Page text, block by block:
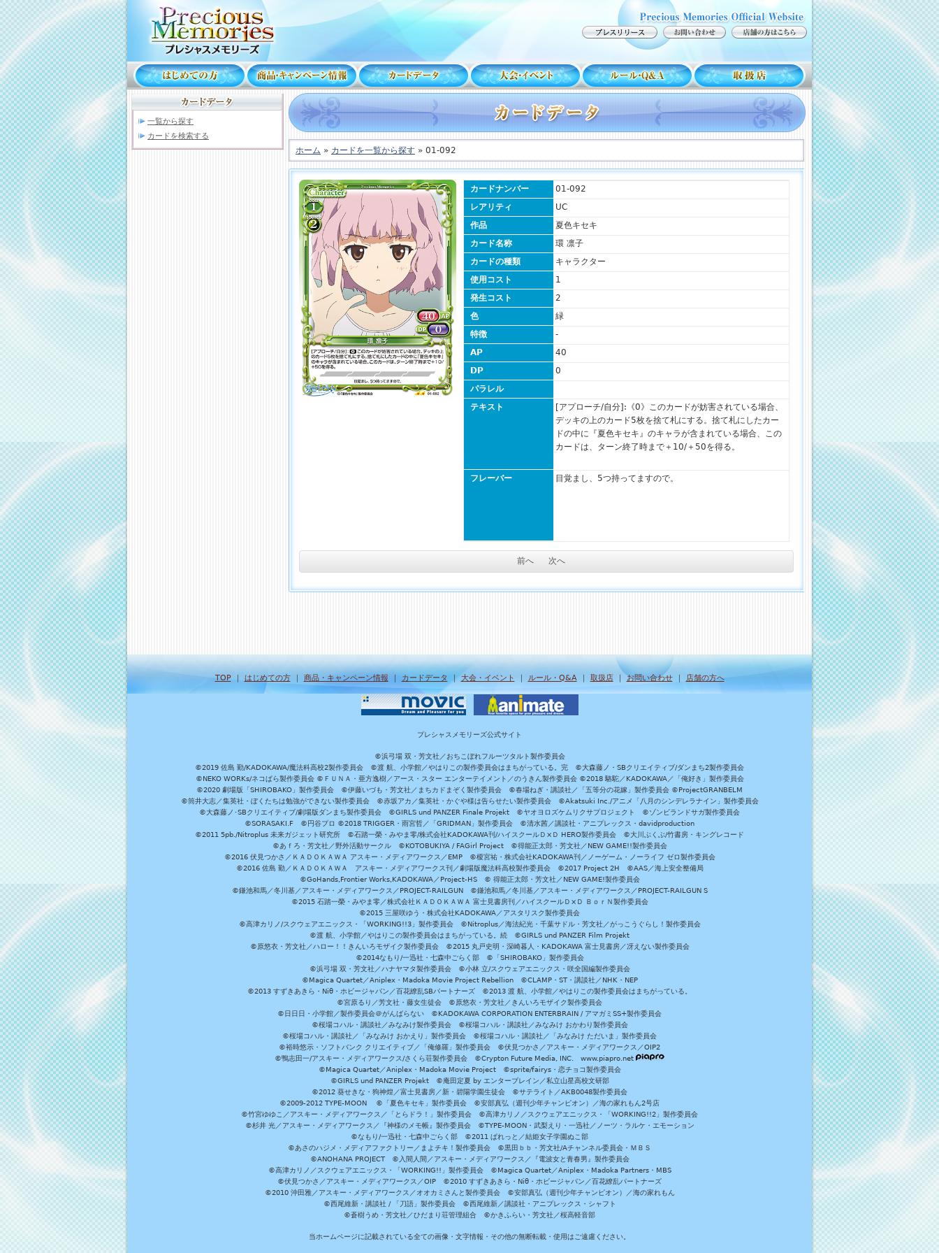
一覧から探す
カードを検索する
ホーム » カードを一覧から探す » 01-092
カードナンバー
01-092
レアリティ
UC
作品
夏色キセキ
カード名称
環 凛子
カードの種類
キャラクター
使用コスト
1
発生コスト
2
色
緑
特徴
-
AP
40
DP
0
パラレル
テキスト
[アプローチ/自分]:《0》このカードが妨害されている場合、
デッキの上のカード5枚を捨て札にする。捨て札にしたカー
ドの中に『夏色キセキ』のキャラが含まれている場合、この
カードは、ターン終了時まで＋10/＋50を得る。
フレーバー 目覚まし、5つ持ってますので。
前へ 次へ
TOP｜ はじめての方｜ 商品・キャンペーン情報 ｜ カードデータ ｜大会・イベント ｜ ルール・Q&A｜ 取扱店｜お問い合わせ｜ 店舗の方へ
プレシャスメモリーズ公式サイト
©浜弓場 双・芳文社／おちこぼれフルーツタルト製作委員会
©2019 佐島 勤/KADOKAWA/魔法科高校2製作委員会 ©渡 航、小学館／やはりこの製作委員会はまちがっている。完 ©大森藤ノ・SBクリエイティブ/ダンまち2製作委員会
©NEKO WORKs/ネコぱら製作委員会 ©ＦＵＮＡ・亜方逸樹／アース・スター エンターテイメント／のうきん製作委員会 ©2018 駱駝／KADOKAWA／「俺好き」製作委員会
©2020 劇場版「SHIROBAKO」製作委員会 ©伊藤いづも・芳文社／まちカドまぞく製作委員会 ©春場ねぎ・講談社／「五等分の花嫁」製作委員会 ©ProjectGRANBELM
©筒井大志／集英社・ぼくたちは勉強ができない製作委員会 ©赤坂アカ／集英社・かぐや様は告らせたい製作委員会 ©Akatsuki Inc./アニメ「八月のシンデレラナイン」製作委員会
©大森藤ノ･SBクリエイティブ/劇場版ダンまち製作委員会 ©GIRLS und PANZER Finale Projekt ©ヤオヨロズケムリクサプロジェクト ©ゾンビランドサガ製作委員会
©SORASAKI.F ©円谷プロ ©2018 TRIGGER・雨宮哲／「GRIDMAN」製作委員会 ©清水茜／講談社・アニプレックス・davidproduction
©2011 5pb./Nitroplus 未来ガジェット研究所 ©石踏一榮・みやま零/株式会社KADOKAWA刊/ハイスクールＤ×Ｄ HERO製作委員会 ©大川ぶくぶ/竹書房・キングレコード
©あｆろ・芳文社／野外活動サークル ©KOTOBUKIYA / FAGirl Project ©得能正太郎・芳文社／NEW GAME!!製作委員会
©2016 伏見つかさ／ＫＡＤＯＫＡＷＡ アスキー・メディアワークス／EMP ©榎宮祐・株式会社KADOKAWA刊／ノーゲーム・ノーライフ ゼロ製作委員会
©2016 佐島 勤／ＫＡＤＯＫＡＷＡ アスキー・メディアワークス刊／劇場版魔法科高校製作委員会 ©2017 Project 2H ©AAS／海上安全整備局
©GoHands,Frontier Works,KADOKAWA／Project-HS © 得能正太郎・芳文社／NEW GAME!製作委員会
©鎌池和馬／冬川基／アスキー・メディアワークス／PROJECT-RAILGUN ©鎌池和馬／冬川基／アスキー・メディアワークス／PROJECT-RAILGUN S
©2015 石踏一榮・みやま零／株式会社ＫＡＤＯＫＡＷＡ 富士見書房刊／ハイスクールＤ×Ｄ ＢｏｒＮ製作委員会
©2015 三屋咲ゆう・株式会社KADOKAWA／アスタリスク製作委員会
©高津カリノ/スクウェアエニックス・「WORKING!!3」製作委員会 ©Nitroplus／海法紀光・千葉サドル・芳文社／がっこうぐらし！製作委員会
©渡 航、小学館／やはりこの製作委員会はまちがっている。続 ©GIRLS und PANZER Film Projekt
©原悠衣・芳文社／ハロー！！きんいろモザイク製作委員会 ©2015 丸戸史明・深崎暮人・KADOKAWA 富士見書房／冴えない製作委員会
©2014なもり/一迅社・七森中ごらく部 ©「SHIROBAKO」製作委員会
©浜弓場 双・芳文社／ハナヤマタ製作委員会 ©小林 立/スクウェアエニックス・咲全国編製作委員会
©Magica Quartet／Aniplex・Madoka Movie Project Rebellion ©CLAMP・ST・講談社／NHK・NEP
©2013 すずきあきら・Niθ・ホビージャパン／百花繚乱SBパートナーズ ©2013 渡 航、小学館／やはりこの製作委員会はまちがっている。
©宮原るり／芳文社・藤女生徒会 ©原悠衣・芳文社／きんいろモザイク製作委員会
©日日日・小学館／製作委員会＠がんばらない ©KADOKAWA CORPORATION ENTERBRAIN / アマガミSS+製作委員会
©桜場コハル・講談社／みなみけ製作委員会 ©桜場コハル・講談社／みなみけ おかわり製作委員会
©桜場コハル・講談社／「みなみけ おかえり」製作委員会 ©桜場コハル・講談社／「みなみけ ただいま」製作委員会
©裕時悠示・ソフトバンク クリエイティブ／「俺修羅」製作委員会 ©伏見つかさ／アスキー・メディアワークス／OIP2
©鴨志田一/アスキー・メディアワークス/さくら荘製作委員会 ©Crypton Future Media, INC. www.piapro.net
©Magica Quartet／Aniplex・Madoka Movie Project ©sprite/fairys・恋チョコ製作委員会
©GIRLS und PANZER Projekt ©庵田定夏 by エンターブレイン／私立山星高校文研部
©2012 葵せきな・狗神煌／富士見書房／新・碧陽学園生徒会 ©サテライト／AKB0048製作委員会
©2009-2012 TYPE-MOON ©「夏色キセキ」製作委員会 ©安部真弘（週刊少年チャンピオン）／海の家れもん2号店
©竹宮ゆゆこ／アスキー・メディアワークス／「とらドラ！」製作委員会 ©高津カリノ／スクウェアエニックス・「WORKING!!2」製作委員会
©杉井 光／アスキー・メディアワークス／『神様のメモ帳』製作委員会 ©TYPE-MOON・武梨えり・一迅社／ノーツ・ラルケ・エモーション
©なもり/一迅社・七森中ごらく部 ©2011 ぱれっと／結姫女子学園ぬこ部
©あさのハジメ・メディアファクトリー／まよチキ！製作委員会 ©黒田ｂｂ・芳文社/Aチャンネル委員会・ＭＢＳ
©ANOHANA PROJECT ©入間人間／アスキー・メディアワークス／『電波女と青春男』製作委員会
©高津カリノ／スクウェアエニックス・「WORKING!!」製作委員会 ©Magica Quartet／Aniplex・Madoka Partners・MBS
©伏見つかさ／アスキー・メディアワークス／OIP ©2010 すずきあきら・Niθ・ホビージャパン／百花繚乱パートナーズ
©2010 沖田雅／アスキー・メディアワークス／オオカミさんと製作委員会 ©安部真弘（週刊少年チャンピオン）／海の家れもん
©西尾維新・講談社 / 「刀語」製作委員会 ©西尾維新／講談社・アニプレックス・シャフト
©蒼樹うめ・芳文社／ひだまり荘管理組合 ©かきふらい・芳文社／桜高軽音部
当ホームページに記載されている全ての画像・文字情報・その他の無断転載・使用はご遠慮ください。